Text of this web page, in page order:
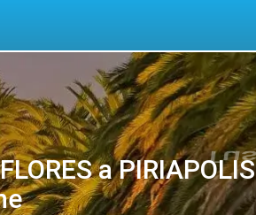
a PIRIAPOLIS